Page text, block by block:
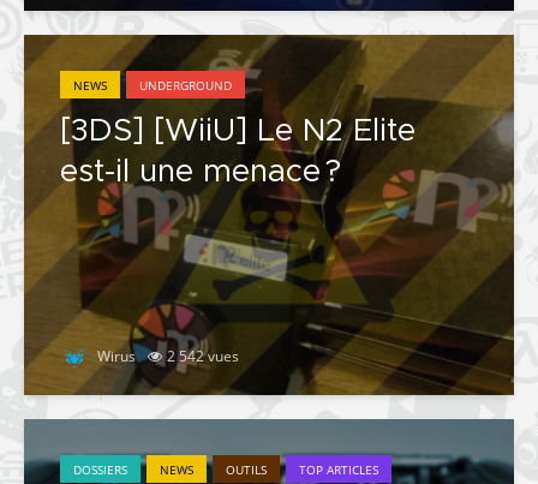
NEWS UNDERGROUND
[3DS] [WiiU] Le N2 Elite
est-il une menace ?
Wirus 2 542 vues
DOSSIERS NEWS OUTILS TOP ARTICLES